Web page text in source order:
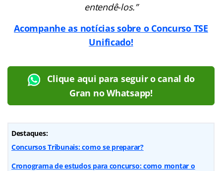
entendê-los.”
Acompanhe as notícias sobre o Concurso TSE
Unificado!
Clique aqui para seguir o canal do
Gran no Whatsapp!
Destaques:
Concursos Tribunais: como se preparar?
Cronograma de estudos para concurso: como montar o